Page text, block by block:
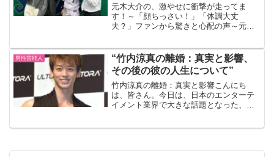
元木大介の、激やせに衝撃が走ってま
す！～「顔ちっさい！」「体調大丈
夫？」ファンから驚きと心配の声～元プ
せぶりがネット上で大きな話題となって
います。📸 「元木...
男性芸能人
“竹内涼真の離婚：真実と影響、
その後の彼の人生について”
竹内涼真の離婚：真実と影響こんにち
は、皆さん。今日は、日本のエンターテ
イメント業界で大きな話題となった、俳